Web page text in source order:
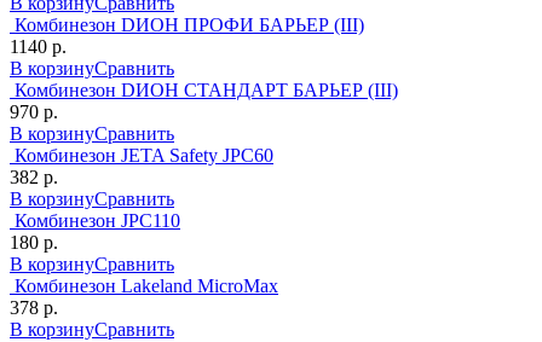
Комбинезон DИОН ПРОФИ БАРЬЕР (III)
1140 р.
В корзинуСравнить
Комбинезон DИОН СТАНДАРТ БАРЬЕР (III)
970 р.
В корзинуСравнить
Комбинезон JETA Safety JPC60
382 р.
В корзинуСравнить
Комбинезон JPC110
180 р.
В корзинуСравнить
Комбинезон Lakeland MicroMax
378 р.
В корзинуСравнить